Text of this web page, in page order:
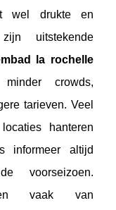
wel drukte en
uitstekende
la rochelle
crowds,
tarieven. Veel
hanteren
informeer altijd
voorseizoen.
vaak van